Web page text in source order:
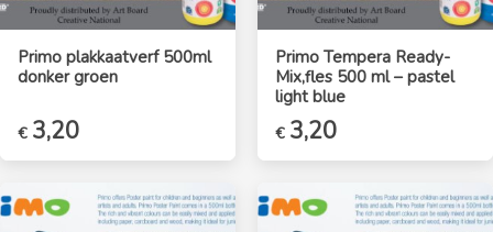
Primo plakkaatverf 500ml
donker groen
€ 3,20
Primo Tempera Ready-
Mix,fles 500 ml – pastel
light blue
€ 3,20